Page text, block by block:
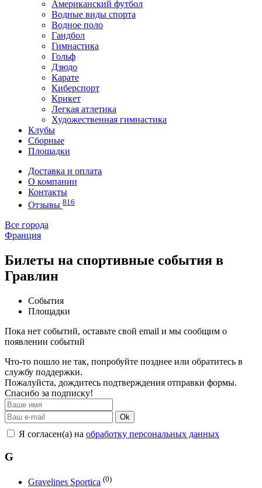
Американский футбол
Водные виды спорта
Водное поло
Гандбол
Гимнастика
Гольф
Дзюдо
Карате
Киберспорт
Крикет
Легкая атлетика
Художественная гимнастика
Клубы
Сборные
Площадки
Доставка и оплата
О компании
Контакты
Отзывы 816
Все города
Франция
Билеты на спортивные события в
Гравлин
События
Площадки
Пока нет событий, оставьте свой email и мы сообщим о
появлении событий
Что-то пошло не так, попробуйте позднее или обратитесь в
службу поддержки.
Пожалуйста, дождитесь подтверждения отправки формы.
Спасибо за подписку!
Ok
Я согласен(а) на обработку персональных данных
G
Gravelines Sportica (0)